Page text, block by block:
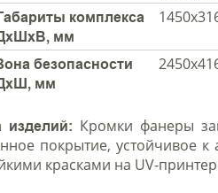
комплекса
мм
безопасности
мм
изделий: Кромки фанеры
покрытие, устойчивое
красками на UV-